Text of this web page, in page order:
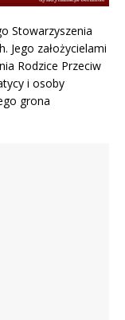
Stowarzyszenia
Jego założycielami
Rodzice Przeciw
i osoby
grona